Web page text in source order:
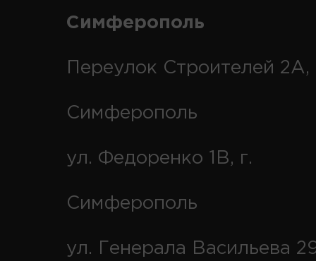
Симферополь
Переулок Строителей 2А,
Симферополь
ул. Федоренко 1В, г.
Симферополь
ул. Генерала Васильева